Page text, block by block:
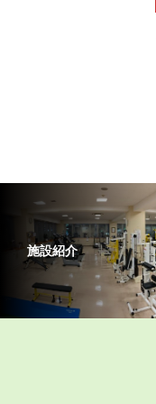
施設紹介